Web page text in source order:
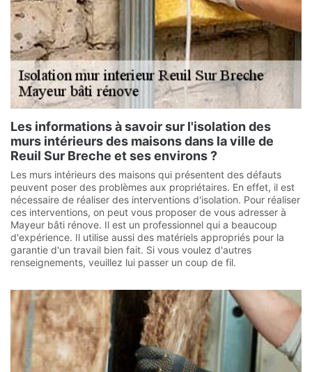
Les informations à savoir sur l'isolation des
murs intérieurs des maisons dans la ville de
Reuil Sur Breche et ses environs ?
Les murs intérieurs des maisons qui présentent des défauts
peuvent poser des problèmes aux propriétaires. En effet, il est
nécessaire de réaliser des interventions d'isolation. Pour réaliser
ces interventions, on peut vous proposer de vous adresser à
Mayeur bâti rénove. Il est un professionnel qui a beaucoup
d'expérience. Il utilise aussi des matériels appropriés pour la
garantie d'un travail bien fait. Si vous voulez d'autres
renseignements, veuillez lui passer un coup de fil.